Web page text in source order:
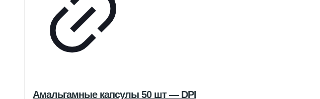
Амальгамные капсулы 50 шт — DPI